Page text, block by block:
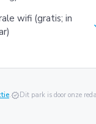
wifi (gratis; in
.verifiedDit park is door onze